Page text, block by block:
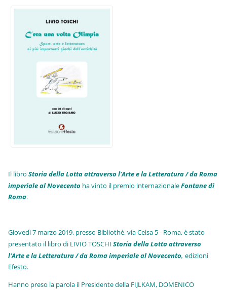
Il libroStoria della Lotta attraverso l'Arte e la Letteratura / da Roma
imperiale al Novecento ha vinto il premio internazionaleFontane di
Roma.
Giovedì 7 marzo 2019, presso Bibliothè, via Celsa 5 - Roma, è stato
presentato il libro di LIVIO TOSCHIStoria della Lotta attraverso
l'Arte e la Letteratura / da Roma imperiale al Novecento, edizioni
Efesto.
Hanno preso la parola il Presidente della FIJLKAM, DOMENICO